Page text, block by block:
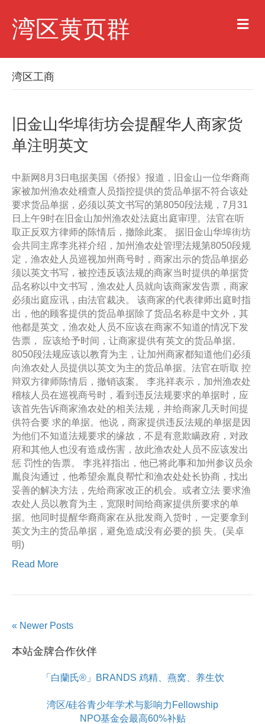
湾区黄页群 M
e
u
湾区工商
旧金山华埠街坊会提醒华人商家货
单注明英文
中新网8月3日电据美国《侨报》报道，旧金山一位华裔商
家被加州渔农处稽查人员指控提供的货品单据不符合该处
要求货品单据，必须以英文书写的第8050段法规，7月31
日上午9时在旧金山加州渔农处法庭出庭审理。法官在听
取正反双方律师的陈情后，撤除此案。 据旧金山华埠街坊
会共同主席李兆祥介绍，加州渔农处管理法规第8050段规
定，渔农处人员巡视加州商号时，商家出示的货品单据必
须以英文书写，被控违反该法规的商家当时提供的单据货
品名称以中文书写，渔农处人员就向该商家发告票，商家
必须出庭应讯，由法官裁决。 该商家的代表律师出庭时指
出，他的顾客提供的货品单据除了货品名称是中文外，其
他都是英文，渔农处人员不应该在商家不知道的情况下发
告票， 应该给予时间，让商家提供有英文的货品单据。
8050段法规应该以教育为主，让加州商家都知道他们必须
向渔农处人员提供以英文为主的货品单据。法官在听取 控
辩双方律师陈情后，撤销该案。 李兆祥表示，加州渔农处
稽核人员在巡视商号时，看到违反法规要求的单据时，应
该首先告诉商家渔农处的相关法规，并给商家几天时间提
供符合要 求的单据。他说，商家提供违反法规的单据是因
为他们不知道法规要求的缘故，不是有意欺瞒政府，对政
府和其他人也没有造成伤害，故此渔农处人员不应该发出
惩 罚性的告票。 李兆祥指出，他已将此事和加州参议员余
胤良沟通过，他希望余胤良帮忙和渔农处处长协商，找出
妥善的解决方法，先给商家改正的机会。或者立法 要求渔
农处人员以教育为主，宽限时间给商家提供所要求的单
据。他同时提醒华裔商家在从批发商入货时，一定要拿到
英文为主的货品单据，避免造成没有必要的损 失。(吴卓
明)
Read More
« Newer Posts
本站金牌合作伙伴
「白蘭氏®」BRANDS 鸡精、燕窝、养生饮
湾区/硅谷青少年学术与影响力Fellowship
NPO基金会最高60%补贴